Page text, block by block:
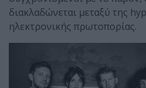
διακλαδώνεται μεταξύ της
ηλεκτρονικής πρωτοπορίας.